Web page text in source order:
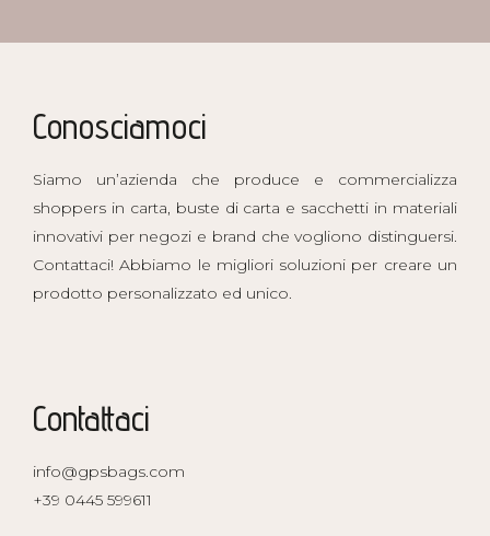
Conosciamoci
Siamo un’azienda che produce e commercializza
shoppers in carta, buste di carta e sacchetti in materiali
innovativi per negozi e brand che vogliono distinguersi.
Contattaci! Abbiamo le migliori soluzioni per creare un
prodotto personalizzato ed unico.
Contattaci
info@gpsbags.com
+39 0445 599611